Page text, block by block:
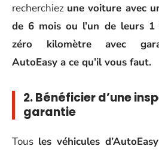
recherchiez une voiture avec
de 6 mois ou l’un de leurs 1
zéro kilomètre avec
AutoEasy a ce qu’il vous faut.
2. Bénéficier d’une
garantie
Tous les véhicules